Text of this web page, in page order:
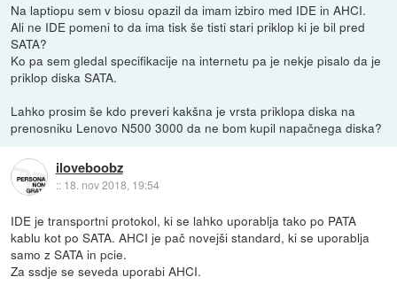
Na laptiopu sem v biosu opazil da imam izbiro med IDE in AHCI.
Ali ne IDE pomeni to da ima tisk še tisti stari priklop ki je bil pred
SATA?
Ko pa sem gledal specifikacije na internetu pa je nekje pisalo da je
priklop diska SATA.
Lahko prosim še kdo preveri kakšna je vrsta priklopa diska na
prenosniku Lenovo N500 3000 da ne bom kupil napačnega diska?
iloveboobz
:: 18. nov 2018, 19:54
IDE je transportni protokol, ki se lahko uporablja tako po PATA
kablu kot po SATA. AHCI je pač novejši standard, ki se uporablja
samo z SATA in pcie.
Za ssdje se seveda uporabi AHCI.